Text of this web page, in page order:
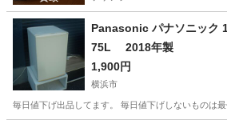
Panasonic パナソニック
75L 2018年製
1,900円
横浜市
毎日値下げ出品してます。 毎日値下げしないものは